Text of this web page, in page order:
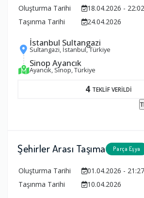
Oluşturma Tarihi
18.04.2026 -
Taşınma Tarihi
24.04.2026
İstanbul Sultangazi
Sultangazi, İstanbul, Türkiye
Sinop Ayancık
Ayancık, Sinop, Türkiye
4 TEKLİF VERİLDİ
Şehirler Arası Taşıma Parça Eşya
Oluşturma Tarihi
01.04.2026 -
Taşınma Tarihi
10.04.2026